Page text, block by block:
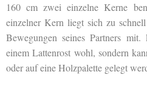
160 cm zwei einzelne Kerne
einzelner Kern liegt sich zu
Bewegungen seines Partners
einem Lattenrost wohl, sondern
oder auf eine Holzpalette gelegt